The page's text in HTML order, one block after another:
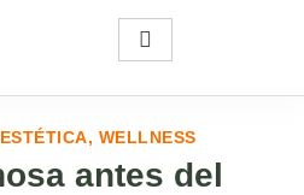
ESTÉTICA, WELLNESS
antes del